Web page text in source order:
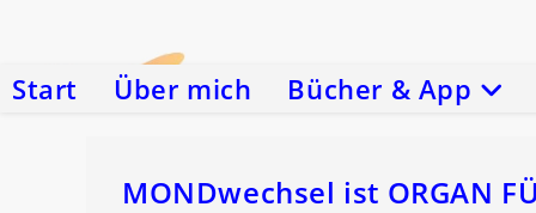
Start Über mich Bücher & App
MONDwechsel ist ORGAN